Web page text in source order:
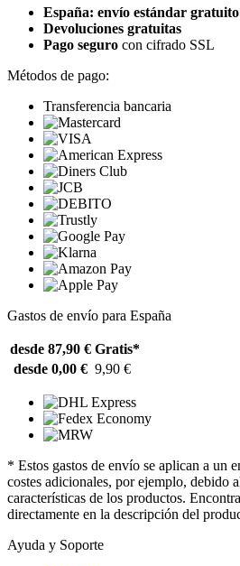
España: envío estándar gratuito
Devoluciones gratuitas
Pago seguro con cifrado SSL
Métodos de pago:
Transferencia bancaria
Gastos de envío para España
desde 87,90 € Gratis*
desde 0,00 € 9,90 €
* Estos gastos de envío se aplican a un
costes adicionales, por ejemplo, debido
características de los productos.
directamente en la descripción del
Ayuda y Soporte